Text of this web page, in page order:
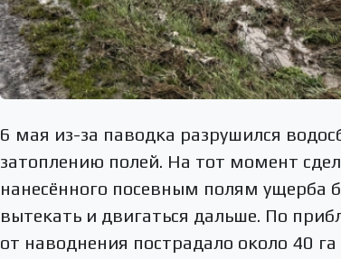
6 мая из-за паводка разрушился
затоплению полей. На тот момент
нанесённого посевным полям ущерба
вытекать и двигаться дальше. По
от наводнения пострадало около 40